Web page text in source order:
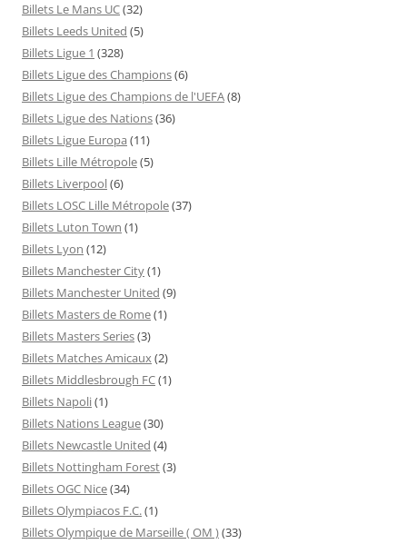
Billets Le Mans UC(32)
Billets Leeds United (5)
Billets Ligue 1 (328)
Billets Ligue des Champions(6)
Billets Ligue des Champions de l'UEFA(8)
Billets Ligue des Nations(36)
Billets Ligue Europa (11)
Billets Lille Métropole(5)
Billets Liverpool(6)
Billets LOSC Lille Métropole(37)
Billets Luton Town (1)
Billets Lyon (12)
Billets Manchester City(1)
Billets Manchester United (9)
Billets Masters de Rome(1)
Billets Masters Series(3)
Billets Matches Amicaux(2)
Billets Middlesbrough FC(1)
Billets Napoli(1)
Billets Nations League(30)
Billets Newcastle United (4)
Billets Nottingham Forest(3)
Billets OGC Nice(34)
Billets Olympiacos F.C.(1)
Billets Olympique de Marseille ( OM )(33)